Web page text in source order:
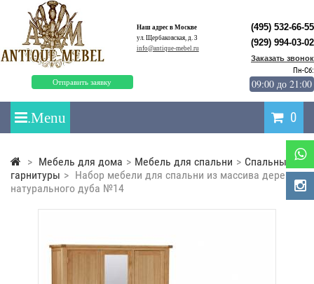
Наш адрес в Москве
ул. Щербаковская, д. 3
info@antique-mebel.ru
Отправить заявку
(495) 532-66-55
(929) 994-03-02
Заказать звонок
Пн-Сб:
09:00 до 21:00
0
> Мебель для дома > Мебель для спальни > Спальные
гарнитуры > Набор мебели для спальни из массива дерева
натурального дуба №14